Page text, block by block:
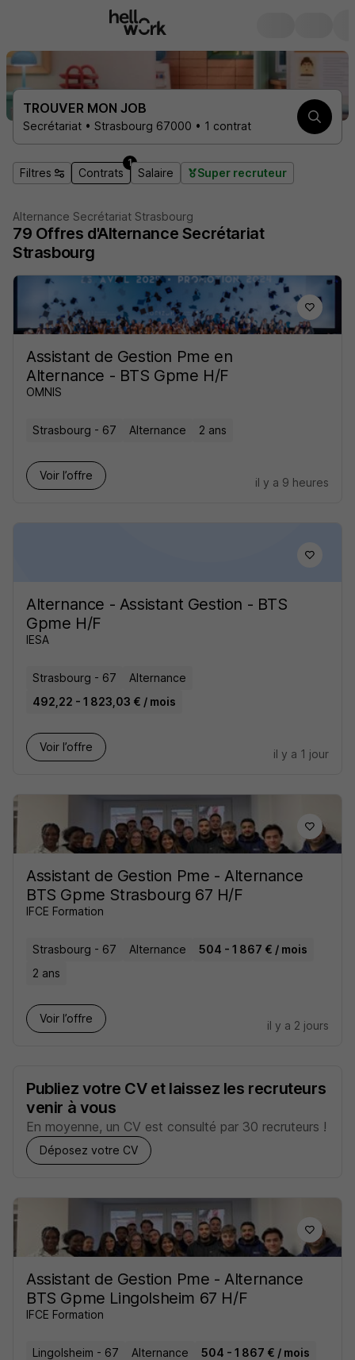
TROUVER MON JOB
Secrétariat • Strasbourg 67000 • 1 contrat
Filtres Contrats
1
Salaire Super recruteur
Alternance Secrétariat Strasbourg
79 Offres d'Alternance Secrétariat
Strasbourg
Assistant de Gestion Pme en
Alternance - BTS Gpme H/F
OMNIS
Strasbourg - 67 Alternance 2 ans
Voir l’offre
il y a 9 heures
Alternance - Assistant Gestion - BTS
Gpme H/F
IESA
Strasbourg - 67
Alternance
492,22 - 1 823,03 € / mois
Voir l’offre
il y a 1 jour
Assistant de Gestion Pme - Alternance
BTS Gpme Strasbourg 67 H/F
IFCE Formation
Strasbourg - 67 Alternance
504 - 1 867 € / mois
2 ans
Voir l’offre
il y a 2 jours
Publiez votre CV et laissez les recruteurs
venir à vous
En moyenne, un CV est consulté par 30 recruteurs !
Déposez votre CV
Assistant de Gestion Pme - Alternance
BTS Gpme Lingolsheim 67 H/F
IFCE Formation
Lingolsheim - 67 Alternance
504 - 1 867 € / mois